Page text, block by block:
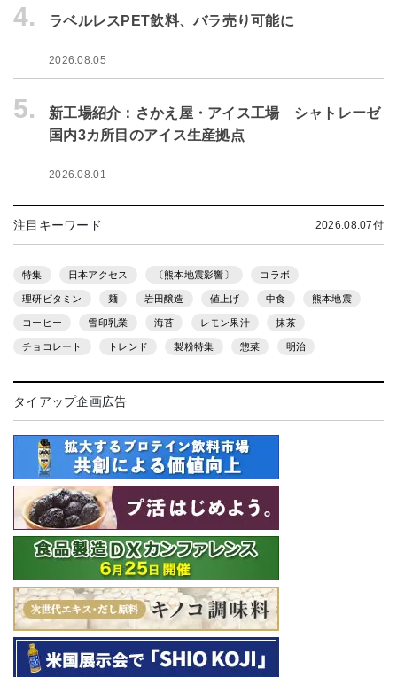
4. ラベルレスPET飲料、バラ売り可能に
2026.08.05
5.
新工場紹介：さかえ屋・アイス工場 シャトレーゼ
国内3カ所目のアイス生産拠点
2026.08.01
注目キーワード 2026.08.07付
特集 日本アクセス 〔熊本地震影響〕 コラボ
理研ビタミン 麺 岩田醸造 値上げ 中食 熊本地震
コーヒー 雪印乳業 海苔 レモン果汁 抹茶
チョコレート トレンド 製粉特集 惣菜 明治
タイアップ企画広告